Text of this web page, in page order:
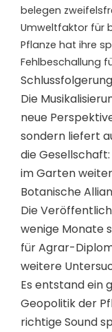
belegen
Umweltfaktor für
Pflanze hat ihre
Fehlbeschallung
Schlussfolgerung
Die
neue
sondern liefert
die
im Garten
Botanische
Die
wenige Monate
für Agrar-
weitere
Es entstand ein
Geopolitik der
richtige Sound